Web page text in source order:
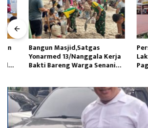
Bangun Masjid,Satgas
Yonarmed 13/Nanggala Kerja
Bakti Bareng Warga Senaning
Personil
Pagi,